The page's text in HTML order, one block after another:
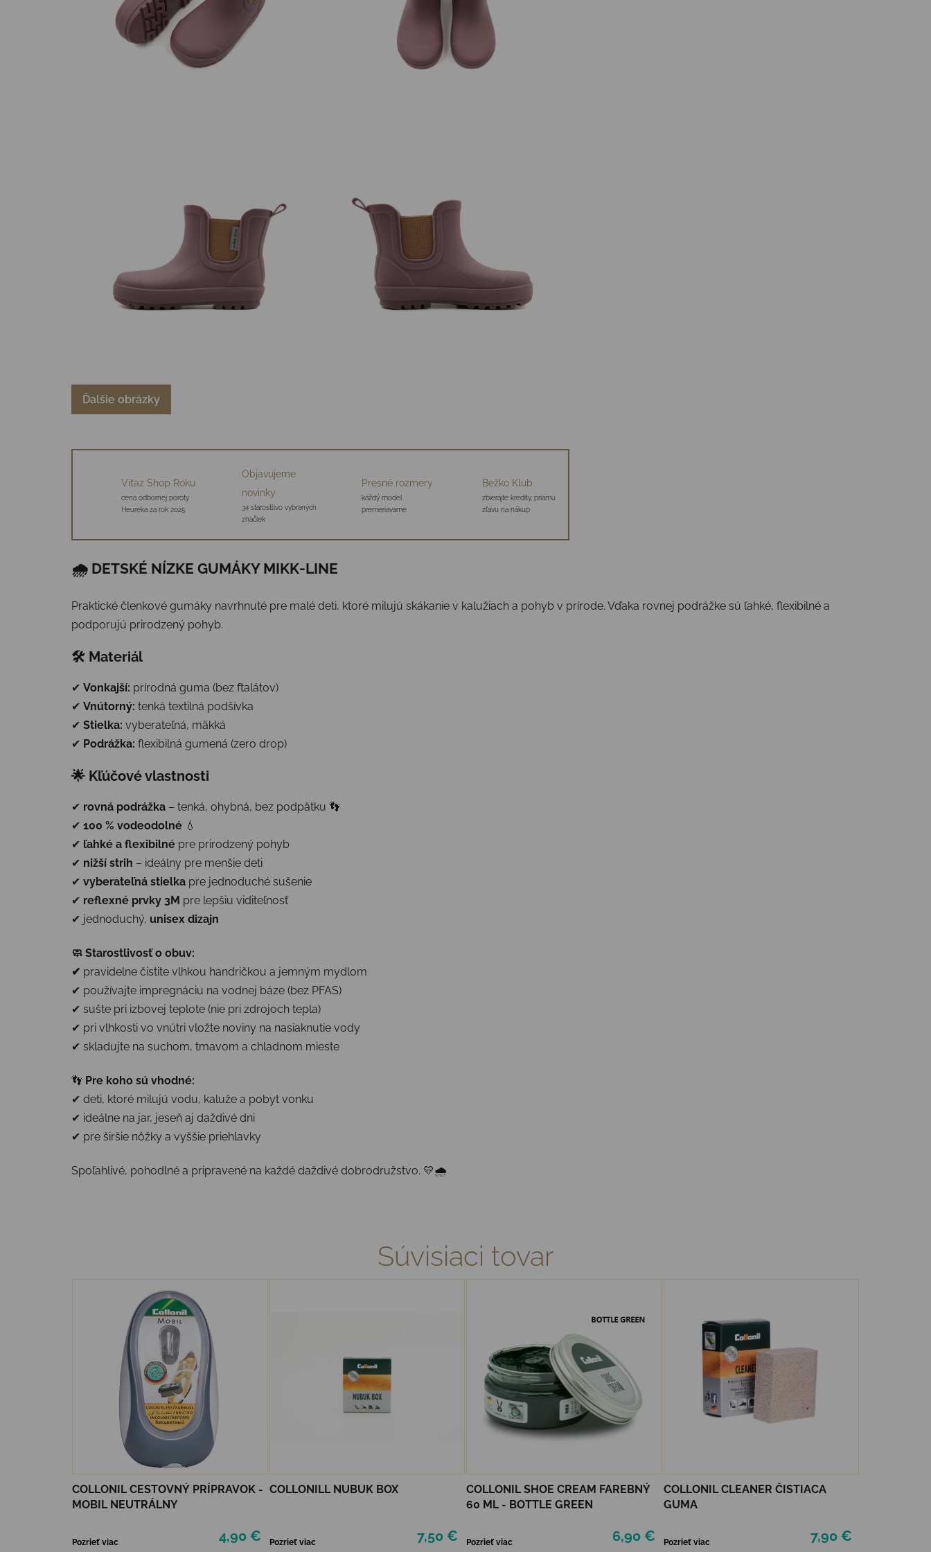
Ďalšie obrázky
Víťaz Shop Roku
cena odbornej poroty
Heureka za rok 2025
Objavujeme
novinky
34 starostlivo vybraných
značiek
Presné rozmery
každý model
premeriavame
Bežko Klub
zbierajte kredity, priamu
zľavu na nákup
🌧️ DETSKÉ NÍZKE GUMÁKY MIKK-LINE
Praktické členkové gumáky navrhnuté pre malé deti, ktoré milujú skákanie v kalužiach a pohyb v prírode. Vďaka rovnej podrážke sú ľahké, flexibilné a
podporujú prirodzený pohyb.
🛠 Materiál
✔ Vonkajší: prírodná guma (bez ftalátov)
✔ Vnútorný: tenká textilná podšívka
✔ Stielka: vyberateľná, mäkká
✔ Podrážka: flexibilná gumená (zero drop)
🌟 Kľúčové vlastnosti
✔ rovná podrážka – tenká, ohybná, bez podpätku 👣
✔ 100 % vodeodolné 💧
✔ ľahké a flexibilné pre prirodzený pohyb
✔ nižší strih – ideálny pre menšie deti
✔ vyberateľná stielka pre jednoduché sušenie
✔ reflexné prvky 3M pre lepšiu viditeľnosť
✔ jednoduchý, unisex dizajn
🧼 Starostlivosť o obuv:
✔ pravidelne čistite vlhkou handričkou a jemným mydlom
✔ používajte impregnáciu na vodnej báze (bez PFAS)
✔ sušte pri izbovej teplote (nie pri zdrojoch tepla)
✔ pri vlhkosti vo vnútri vložte noviny na nasiaknutie vody
✔ skladujte na suchom, tmavom a chladnom mieste
👣 Pre koho sú vhodné:
✔ deti, ktoré milujú vodu, kaluže a pobyt vonku
✔ ideálne na jar, jeseň aj daždivé dni
✔ pre širšie nôžky a vyššie priehlavky
Spoľahlivé, pohodlné a pripravené na každé daždivé dobrodružstvo. 💛🌧️
Súvisiaci tovar
COLLONIL CESTOVNÝ PRÍPRAVOK -
MOBIL NEUTRÁLNY
4,90 €
Pozrieť viac
COLLONILL NUBUK BOX
7,50 €
Pozrieť viac
COLLONIL SHOE CREAM FAREBNÝ
60 ML - BOTTLE GREEN
6,90 €
Pozrieť viac
COLLONIL CLEANER ČISTIACA
GUMA
7,90 €
Pozrieť viac